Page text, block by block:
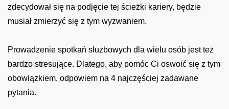
zdecydował się na podjęcie tej ścieżki kariery, będzie
musiał zmierzyć się z tym wyzwaniem.
Prowadzenie spotkań służbowych dla wielu osób jest też
bardzo stresujące. Dlatego, aby pomóc Ci oswoić się z tym
obowiązkiem, odpowiem na 4 najczęściej zadawane
pytania.